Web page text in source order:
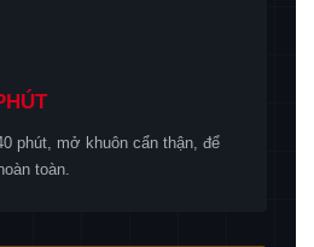
phút, mở khuôn cẩn thận, để
toàn.